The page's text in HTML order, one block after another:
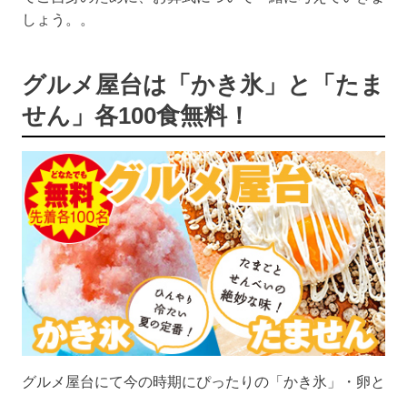
しょう。。
グルメ屋台は「かき氷」と「たま
せん」各100食無料！
グルメ屋台にて今の時期にぴったりの「かき氷」・卵と